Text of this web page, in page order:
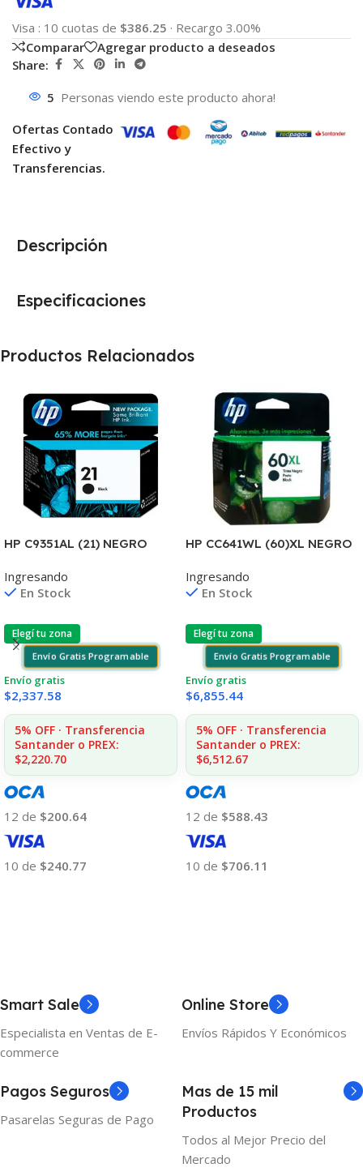
Visa : 10 cuotas de $386.25 · Recargo 3.00%
Comparar
Agregar producto a deseados
Share:
5 Personas viendo este producto ahora!
Ofertas Contado
Efectivo y
Transferencias.
Descripción
Especificaciones
Productos Relacionados
HP C9351AL (21) NEGRO
/4355 7ML (D)
Ingresando
En Stock
Elegí tu zona
Envío Gratis Programable
Envío gratis
$2,337.58
5% OFF · Transferencia
Santander o PREX:
$2,220.70
12 de $200.64
10 de $240.77
HP CC641WL (60)XL NEGRO
F4580/F4280/F4480/D110
Ingresando
En Stock
Elegí tu zona
Envío Gratis Programable
Envío gratis
$6,855.44
5% OFF · Transferencia
Santander o PREX:
$6,512.67
12 de $588.43
10 de $706.11
Smart Sale
Especialista en Ventas de E-
commerce
Online Store
Envíos Rápidos Y Económicos
Pagos Seguros
Pasarelas Seguras de Pago
Mas de 15 mil
Productos
Todos al Mejor Precio del
Mercado